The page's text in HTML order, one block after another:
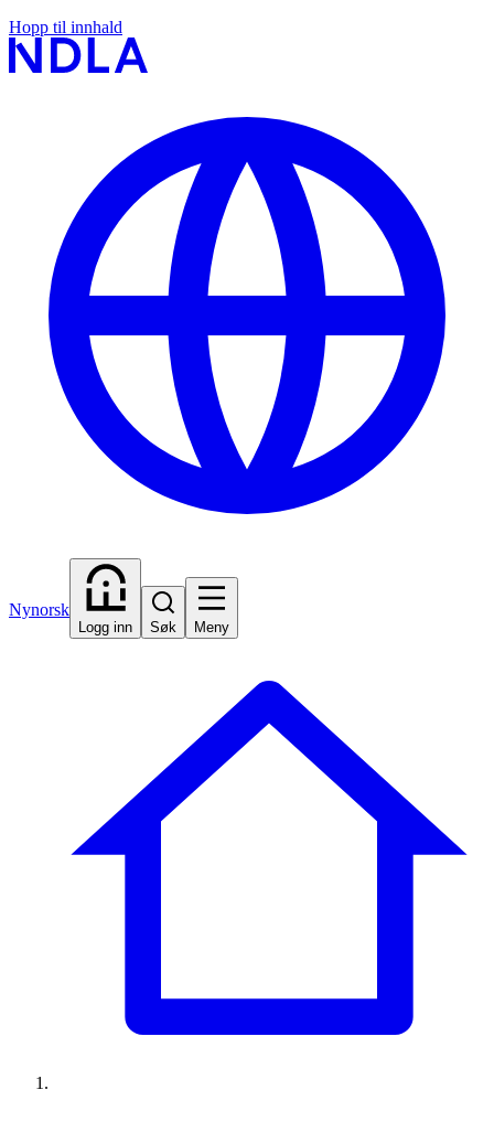
Hopp til innhald
Nynorsk
Logg inn Søk Meny